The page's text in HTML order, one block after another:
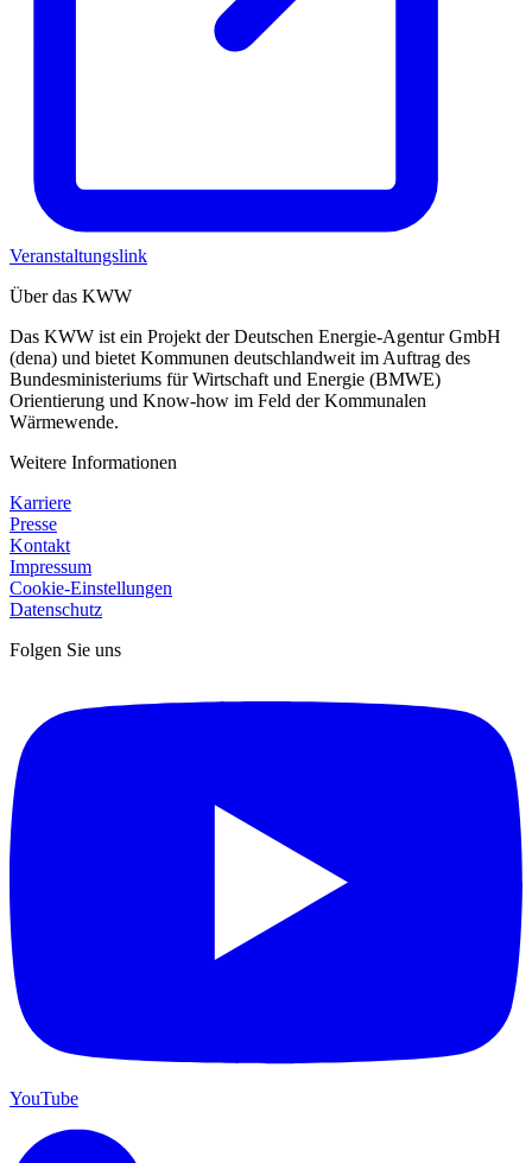
Veranstaltungslink
Über das KWW
Das KWW ist ein Projekt der Deutschen Energie-Agentur GmbH
(dena) und bietet Kommunen deutschlandweit im Auftrag des
Bundesministeriums für Wirtschaft und Energie (BMWE)
Orientierung und Know-how im Feld der Kommunalen
Wärmewende.
Weitere Informationen
Karriere
Presse
Kontakt
Impressum
Cookie-Einstellungen
Datenschutz
Folgen Sie uns
YouTube